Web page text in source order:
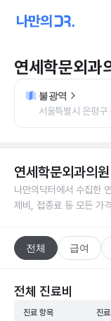
연세학문외과
불광역
서울특별시 은평
연세학문외과의원
나만의닥터에서 수집한
제비, 접종료 등 모든 가
전체 급여
전체 진료비
진료 항목 진료